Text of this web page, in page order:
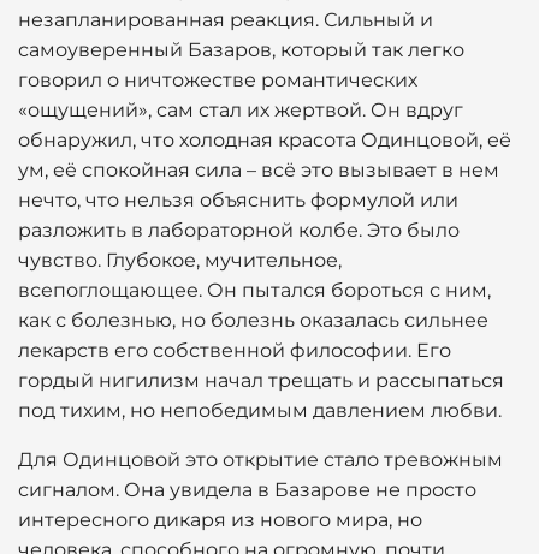
незапланированная реакция. Сильный и
самоуверенный Базаров, который так легко
говорил о ничтожестве романтических
«ощущений», сам стал их жертвой. Он вдруг
обнаружил, что холодная красота Одинцовой, её
ум, её спокойная сила – всё это вызывает в нем
нечто, что нельзя объяснить формулой или
разложить в лабораторной колбе. Это было
чувство. Глубокое, мучительное,
всепоглощающее. Он пытался бороться с ним,
как с болезнью, но болезнь оказалась сильнее
лекарств его собственной философии. Его
гордый нигилизм начал трещать и рассыпаться
под тихим, но непобедимым давлением любви.
Для Одинцовой это открытие стало тревожным
сигналом. Она увидела в Базарове не просто
интересного дикаря из нового мира, но